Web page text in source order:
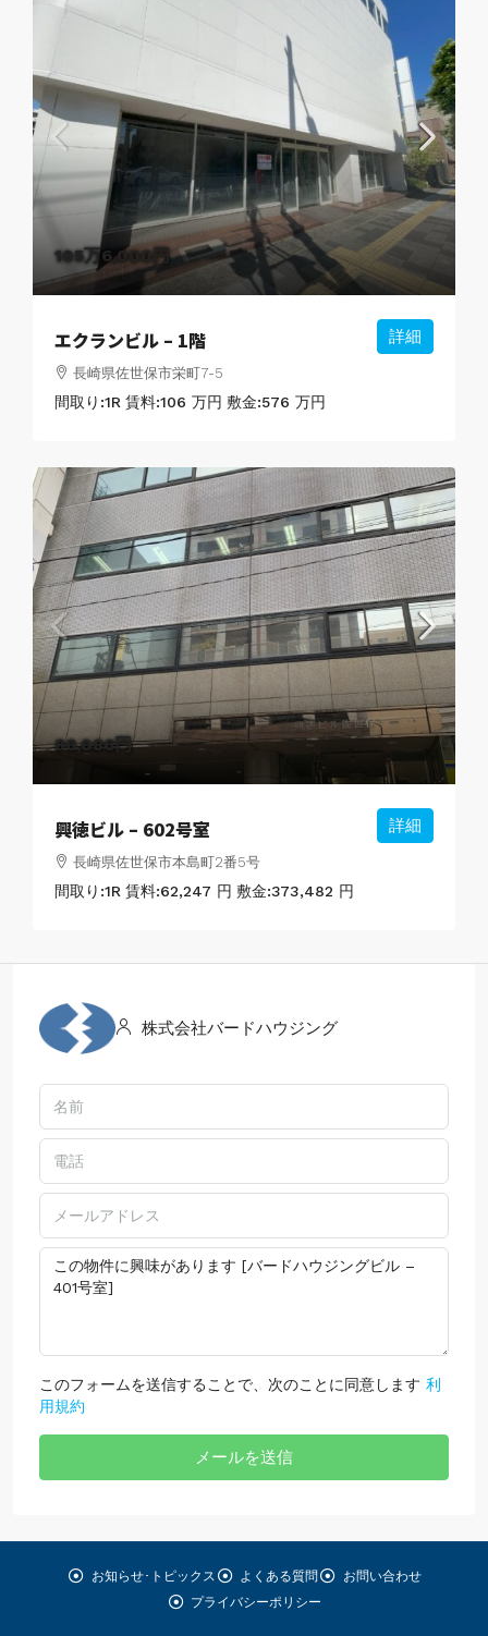
105万6,000円
エクランビル – 1階
長崎県佐世保市栄町7-5
間取り:1R 賃料:106 万円 敷金:576 万円
詳細
86,086円
興徳ビル – 602号室
長崎県佐世保市本島町2番5号
間取り:1R 賃料:62,247 円 敷金:373,482 円
詳細
株式会社バードハウジング
このフォームを送信することで、次のことに同意します 利
用規約
メールを送信
お知らせ･トピックス よくある質問
お問い合わせ
プライバシーポリシー